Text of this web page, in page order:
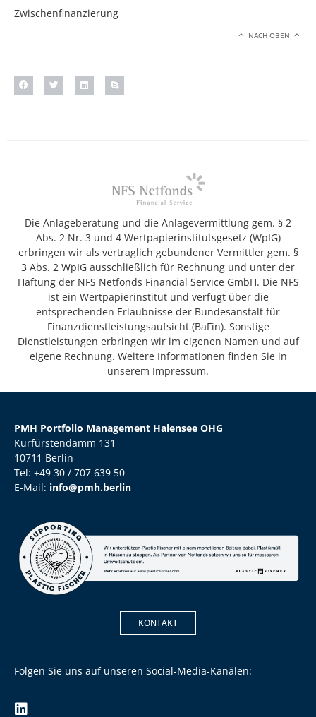
Zwischenfinanzierung
NACH OBEN
Die Anlageberatung und die Anlagevermittlung gem. § 2
Abs. 2 Nr. 3 und 4 Wertpapierinstitutsgesetz (WpIG)
erbringen wir als vertraglich gebundener Vermittler gem. §
3 Abs. 2 WpIG ausschließlich für Rechnung und unter der
Haftung der NFS Netfonds Financial Service GmbH. Die NFS
ist ein Wertpapierinstitut und verfügt über die
entsprechenden Erlaubnisse der Bundesanstalt für
Finanzdienstleistungsaufsicht (BaFin). Sonstige
Dienstleistungen erbringen wir im eigenen Namen und auf
eigene Rechnung. Weitere Informationen finden Sie in
unserem Impressum.
PMH Portfolio Management Halensee OHG
Kurfürstendamm 131
10711 Berlin
Tel: +49 30 / 707 639 50
E-Mail: info@pmh.berlin
KONTAKT
Folgen Sie uns auf unseren Social-Media-Kanälen: